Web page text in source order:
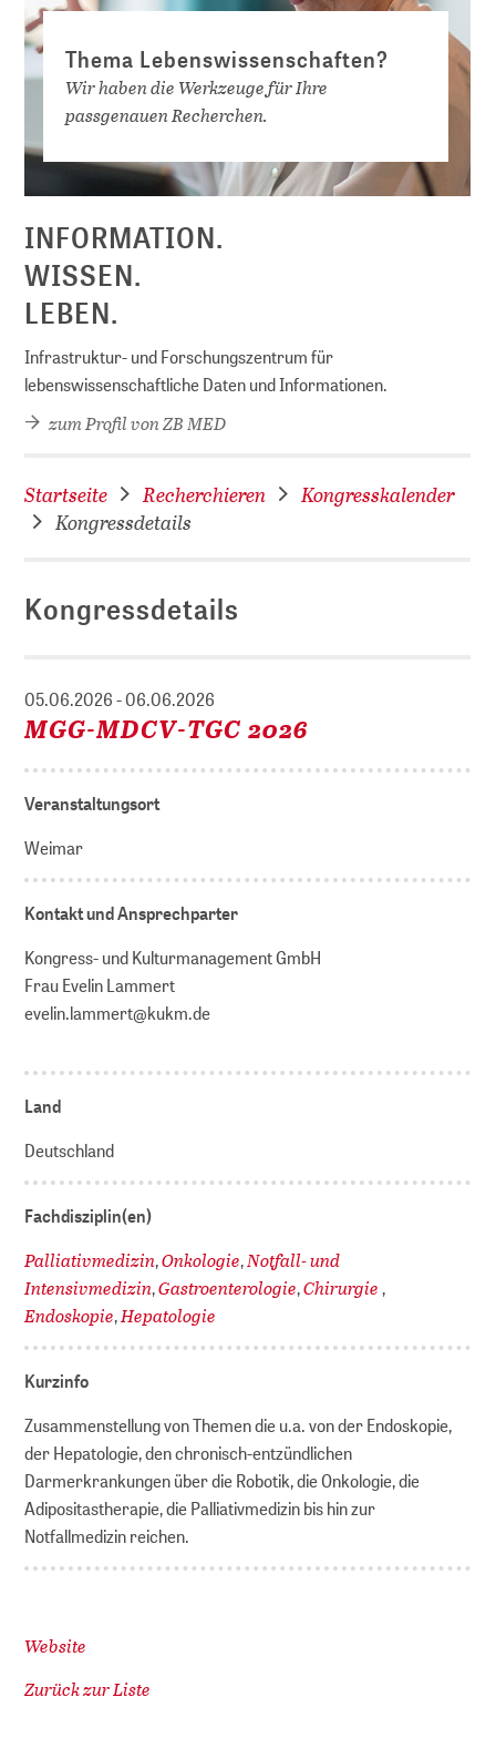
Thema Lebenswissenschaften?
Wir haben die Werkzeuge für Ihre
passgenauen Recherchen.
INFORMATION.
WISSEN.
LEBEN.
Infrastruktur- und Forschungszentrum für
lebenswissenschaftliche Daten und Informationen.
zum Profil von ZB MED
Startseite Recherchieren
Kongresskalender
Kongressdetails
Kongressdetails
05.06.2026 - 06.06.2026
MGG-MDCV-TGC 2026
Veranstaltungsort
Weimar
Kontakt und Ansprechparter
Kongress- und Kulturmanagement GmbH
Frau Evelin Lammert
evelin.lammert@kukm.de
Land
Deutschland
Fachdisziplin(en)
Palliativmedizin,Onkologie,Notfall- und
Intensivmedizin,Gastroenterologie,Chirurgie ,
Endoskopie,Hepatologie
Kurzinfo
Zusammenstellung von Themen die u.a. von der Endoskopie,
der Hepatologie, den chronisch-entzündlichen
Darmerkrankungen über die Robotik, die Onkologie, die
Adipositastherapie, die Palliativmedizin bis hin zur
Notfallmedizin reichen.
Website
Zurück zur Liste